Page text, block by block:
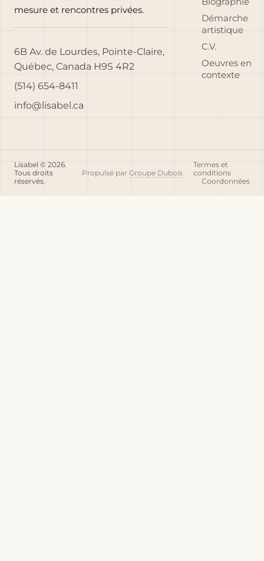
mesure et rencontres privées.
6B Av. de Lourdes, Pointe-Claire,
Québec, Canada H9S 4R2
(514) 654-8411
info@lisabel.ca
Démarche
artistique
C.V.
Oeuvres en
contexte
Lisabel © 2026.
Tous droits
réservés.
Propulsé par Groupe Dubois
Termes et
conditions
Coordonnées